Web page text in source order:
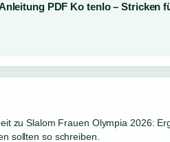
PDF Ko tenlo – Stricken
zu Slalom Frauen Olympia 2026:
sollten so schreiben.